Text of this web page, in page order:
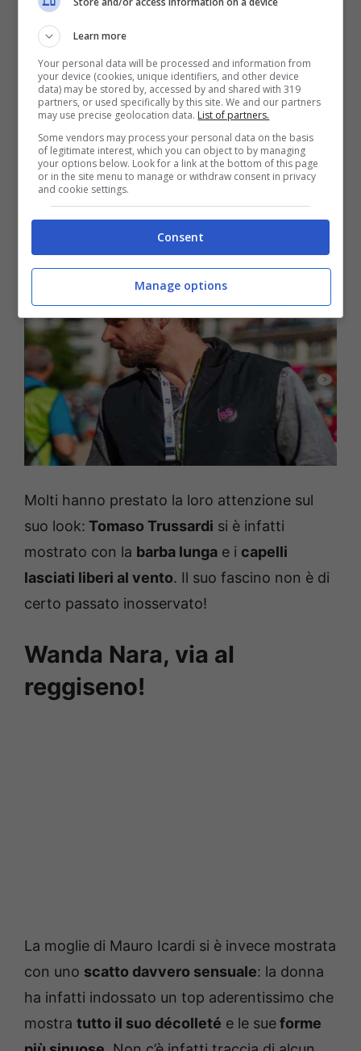
10 anni. I due hanno però improvvisamente
annunciato la rottura tramite un
stampa ufficiale, ed è stata così resa nota la
fine del loro matrimonio. I fan hanno
mostrato tutto il loro dispiacere, e
continuano intanto a seguirli in tutto e per
tutto: Trussardi è stato ad esempioavvistato
a Bergamomentre stava partecipando a una
gara automobilistica.
Molti hanno prestato la loro attenzione sul
suo look: Tomaso Trussardi si è infatti
mostrato con la barba lunga e i capelli
lasciati liberi al vento. Il suo fascino non è di
certo passato inosservato!
Wanda Nara, via al
reggiseno!
La moglie di Mauro Icardi si è invece mostrata
con uno scatto davvero sensuale: la donna
ha infatti indossato un top aderentissimo che
mostra tutto il suo décolleté e le sueforme
Learn more
Your personal data will be processed and information from
your device (cookies, unique identifiers, and other device
data) may be stored by, accessed by and shared with 319
partners, or used specifically by this site. We and our partners
may use precise geolocation data. List of partners.
Some vendors may process your personal data on the basis
of legitimate interest, which you can object to by managing
your options below. Look for a link at the bottom of this page
or in the site menu to manage or withdraw consent in privacy
and cookie settings.
Consent
Manage options